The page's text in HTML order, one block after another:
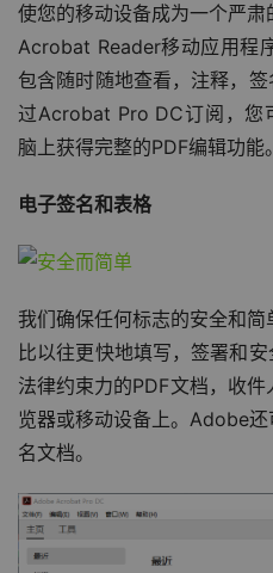
使您的移动设备成为一个严肃
Acrobat Reader移动应用程
包含随时随地查看，注释，
过Acrobat Pro DC订阅，您
脑上获得完整的PDF编辑功能。
电子签名和表格
我们确保任何标志的安全和简
比以往更快地填写，签署和
法律约束力的PDF文档，收
览器或移动设备上。Adobe
名文档。